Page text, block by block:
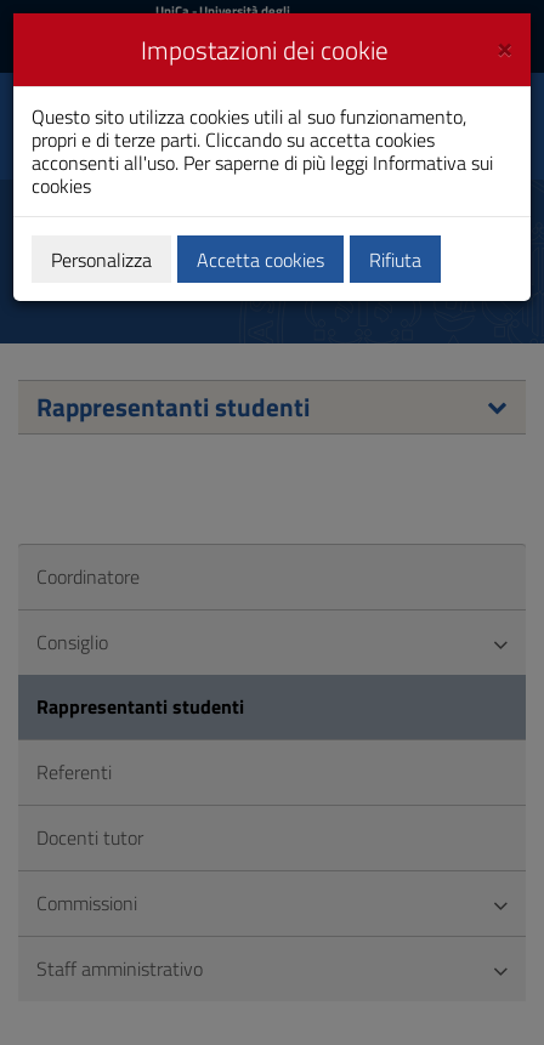
Vai
al
navigazione
sito
Vai
Footer
UniCa
Accedi
UniCa- Università degli
Accedi UniCA News
Toggle
navigation
Scienze delle Attività
Motorie e Sportive
Laurea
Rappresentanti studenti
Rappresentanti studenti
Coordinatore
Consiglio
Rappresentanti studenti
Referenti
Docenti tutor
Commissioni
Staff amministrativo
×
Impostazioni dei cookie
Questo sito utilizza cookies utili al suo funzionamento,
propri e di terze parti. Cliccando su accetta cookies
acconsenti all'uso. Per saperne di più leggi Informativa sui
cookies
Personalizza Accetta cookies Rifiuta